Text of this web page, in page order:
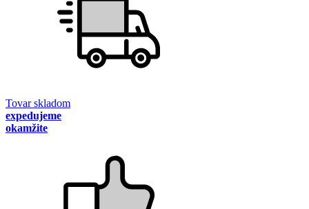
Tovar skladom
expedujeme
okamžite